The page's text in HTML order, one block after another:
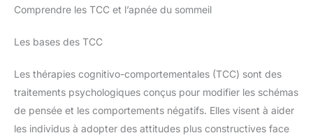
Comprendre les TCC et l’apnée du sommeil
Les bases des TCC
Les thérapies cognitivo-comportementales (TCC) sont des
traitements psychologiques conçus pour modifier les schémas
de pensée et les comportements négatifs. Elles visent à aider
les individus à adopter des attitudes plus constructives face